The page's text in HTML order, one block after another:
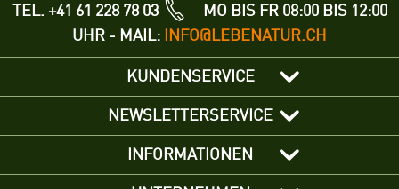
TEL. +41 61 228 78 03
MO BIS FR 08:00 BIS 12:00
UHR - MAIL: INFO@LEBENATUR.CH
KUNDENSERVICE
NEWSLETTERSERVICE
INFORMATIONEN